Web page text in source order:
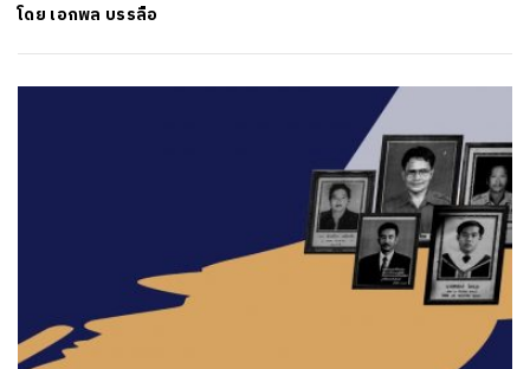
โดย เอกพล บรรลือ